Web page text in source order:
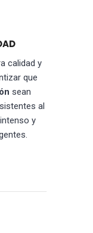
calidad y
que
sean
al
y